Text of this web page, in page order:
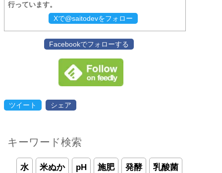
行っています。
Xで@saitodevをフォロー
Facebookでフォローする
ツイート シェア
キーワード検索
水 米ぬか pH 施肥 発酵 乳酸菌